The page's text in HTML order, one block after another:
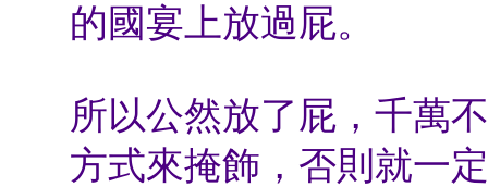
的國宴上放過屁。
所以公然放了屁，千萬
方式來掩飾，否則就一